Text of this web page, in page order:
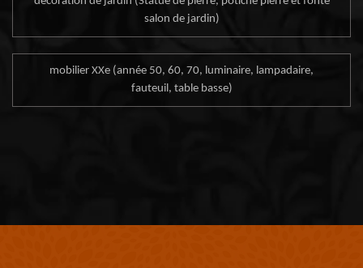
salon de jardin)
mobilier XXe (année 50, 60, 70, luminaire, lampadaire,
fauteuil, table basse)